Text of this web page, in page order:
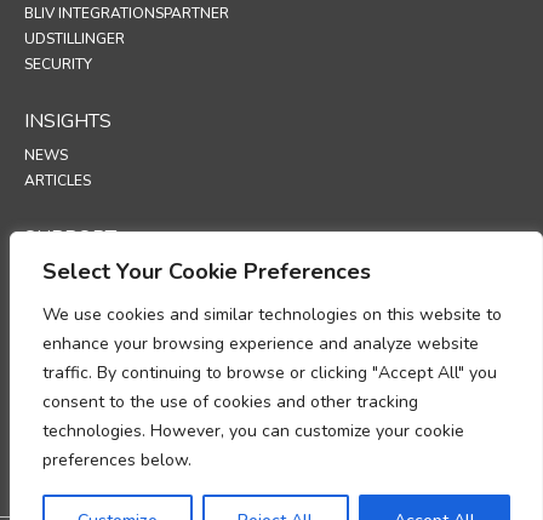
Select Your Cookie Preferences
We use cookies and similar technologies on this website to
enhance your browsing experience and analyze website
traffic. By continuing to browse or clicking "Accept All" you
consent to the use of cookies and other tracking
technologies. However, you can customize your cookie
preferences below.
BLIV INTEGRATIONSPARTNER
UDSTILLINGER
SECURITY
INSIGHTS
NEWS
ARTICLES
SUPPORT
TECHNICAL PORTAL
POLICIES
PRIVATLIVSPOLITIK
COOKIESPOLITIK
MEMORANDUM OM OVERHOLDELSE AF BEHANDLING AF
PERSONOPLYSNINGER
TILLÆG OM DATABEHANDLING